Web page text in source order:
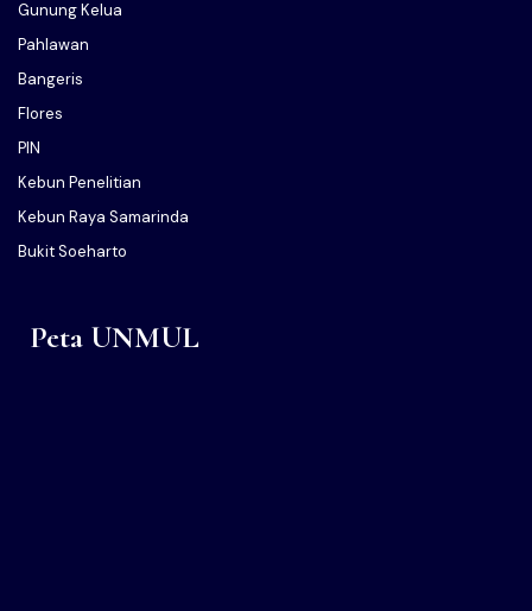
Gunung Kelua
Pahlawan
Bangeris
Flores
PIN
Kebun Penelitian
Kebun Raya Samarinda
Bukit Soeharto
Peta UNMUL